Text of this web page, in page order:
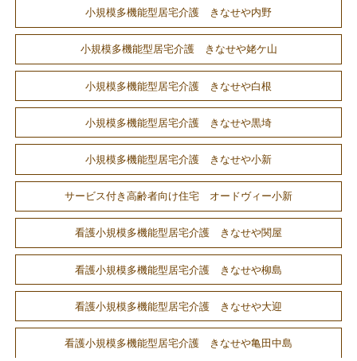
小規模多機能型居宅介護 きなせや内野
小規模多機能型居宅介護 きなせや姥ケ山
小規模多機能型居宅介護 きなせや白根
小規模多機能型居宅介護 きなせや黒埼
小規模多機能型居宅介護 きなせや小新
サービス付き高齢者向け住宅 オードヴィー小新
看護小規模多機能型居宅介護 きなせや関屋
看護小規模多機能型居宅介護 きなせや柳島
看護小規模多機能型居宅介護 きなせや大迎
看護小規模多機能型居宅介護 きなせや亀田中島